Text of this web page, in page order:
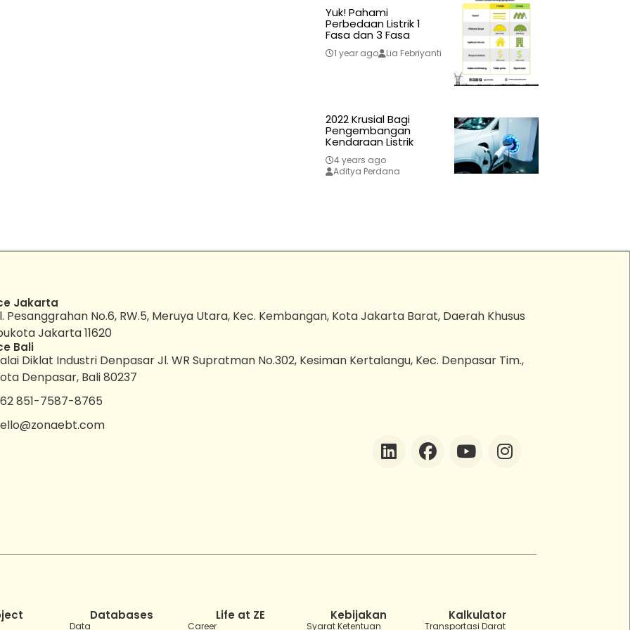
Yuk! Pahami
Perbedaan Listrik 1
Fasa dan 3 Fasa
1 year ago Lia Febriyanti
2022 Krusial Bagi
Pengembangan
Kendaraan Listrik
4 years ago
Aditya Perdana
Jakarta
Pesanggrahan No.6, RW.5, Meruya Utara, Kec. Kembangan, Kota Jakarta Barat, Daerah Khusus
Jakarta 11620
Bali
Diklat Industri Denpasar Jl. WR Supratman No.302, Kesiman Kertalangu, Kec. Denpasar Tim.,
Denpasar, Bali 80237
851-7587-8765
Databases
Data
Life at ZE
Career
Kebijakan
Syarat Ketentuan
Kalkulator
Transportasi Darat